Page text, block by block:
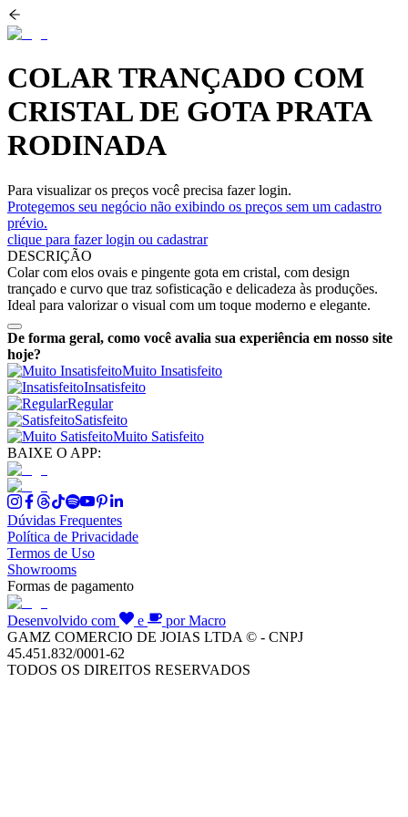
COLAR TRANÇADO COM
CRISTAL DE GOTA PRATA
RODINADA
Para visualizar os preços você precisa fazer login.
Protegemos seu negócio não exibindo os preços sem um cadastro
prévio.
clique para fazer login ou cadastrar
DESCRIÇÃO
Colar com elos ovais e pingente gota em cristal, com design
trançado e curvo que traz sofisticação e delicadeza às produções.
Ideal para valorizar o visual com um toque moderno e elegante.
De forma geral, como você avalia sua experiência em nosso site
hoje?
Muito Insatisfeito
Insatisfeito
Regular
Satisfeito
Muito Satisfeito
BAIXE O APP:
Dúvidas Frequentes
Política de Privacidade
Termos de Uso
Showrooms
Formas de pagamento
Desenvolvido com e
por Macro
GAMZ COMERCIO DE JOIAS LTDA © - CNPJ
45.451.832/0001-62
TODOS OS DIREITOS RESERVADOS